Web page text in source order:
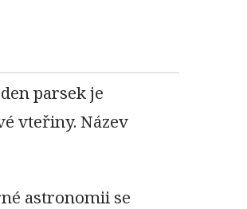
parsek je
vteřiny. Název
astronomii se